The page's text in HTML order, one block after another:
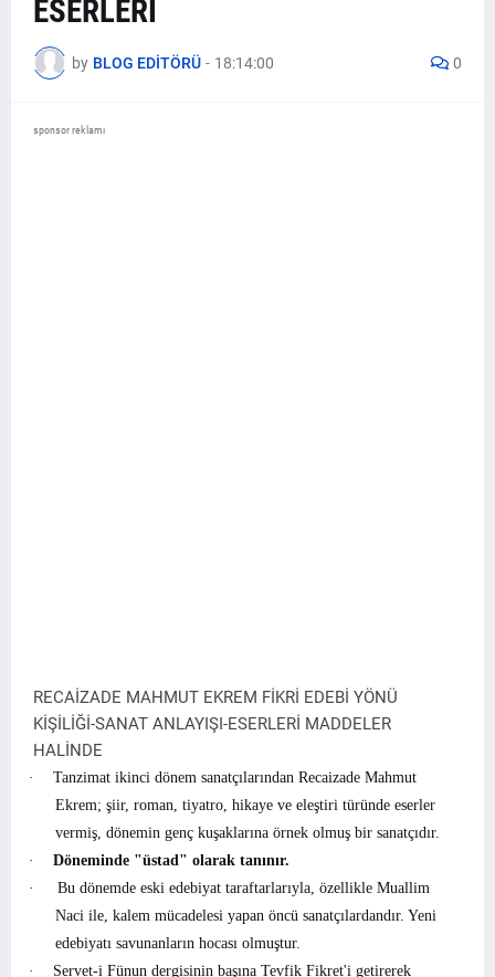
ESERLERİ
by BLOG EDİTÖRÜ - 18:14:00 0
sponsor reklamı
RECAİZADE MAHMUT EKREM FİKRİ EDEBİ YÖNÜ
KİŞİLİĞİ-SANAT ANLAYIŞI-ESERLERİ MADDELER
HALİNDE
·
Tanzimat ikinci dönem sanatçılarından Recaizade Mahmut
Ekrem; şiir, roman, tiyatro, hikaye ve eleştiri türünde eserler
vermiş, dönemin genç kuşaklarına örnek olmuş bir sanatçıdır.
·
Döneminde "üstad" olarak tanınır.
·
Bu dönemde eski edebiyat taraftarlarıyla, özellikle Muallim
Naci ile, kalem mücadelesi yapan öncü sanatçılardandır. Yeni
edebiyatı savunanların hocası olmuştur.
·
Servet-i Fünun dergisinin başına Tevfik Fikret'i getirerek